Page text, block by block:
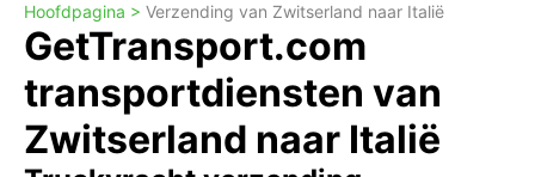
Hoofdpagina > Verzending van Zwitserland naar Italië
GetTransport.com
transportdiensten van
Zwitserland naar Italië